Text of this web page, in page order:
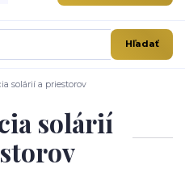
Hľadať
solárií a priestorov
solárií